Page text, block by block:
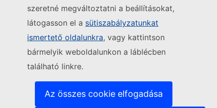
szeretné megváltoztatni a beállításokat,
látogasson el a sütiszabályzatunkat
ismertető oldalunkra, vagy kattintson
bármelyik weboldalunkon a láblécben
található linkre.
Az összes cookie elfogadása
Kövesse az Európai Bizottságot
Kapcsolatfelvétel(Külső hivatkozás)
Informatikai sebezhetőség bejelentése
Nyelvek a weboldalainkon(Külső hivatkozás)
(Külső hivatkozás)
Adatvédelem